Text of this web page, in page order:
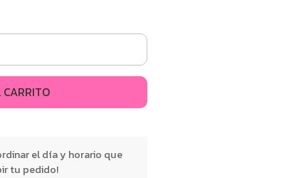
el día y horario que
tu pedido!